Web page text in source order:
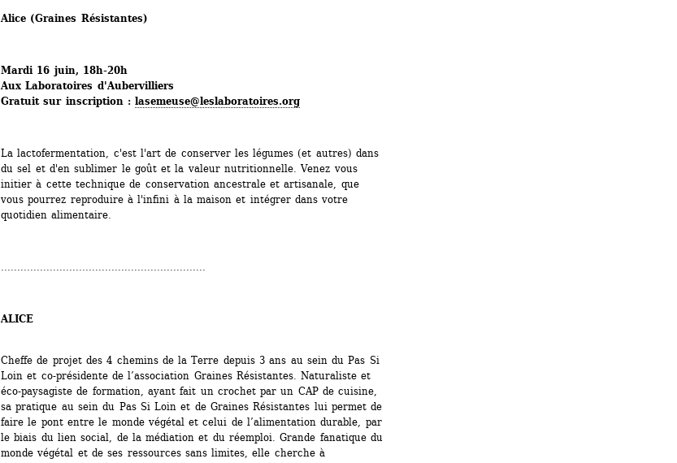
Alice (Graines Résistantes)
Mardi 16 juin, 18h-20h
Aux Laboratoires d'Aubervilliers
Gratuit sur inscription : lasemeuse@leslaboratoires.org
La lactofermentation, c'est l'art de conserver les légumes (et autres) dans
du sel et d'en sublimer le goût et la valeur nutritionnelle. Venez vous
initier à cette technique de conservation ancestrale et artisanale, que
vous pourrez reproduire à l'infini à la maison et intégrer dans votre
quotidien alimentaire.
...............................................................
ALICE
Cheffe de projet des 4 chemins de la Terre depuis 3 ans au sein du Pas Si
Loin et co-présidente de l’association Graines Résistantes. Naturaliste et
éco-paysagiste de formation, ayant fait un crochet par un CAP de cuisine,
sa pratique au sein du Pas Si Loin et de Graines Résistantes lui permet de
faire le pont entre le monde végétal et celui de l’alimentation durable, par
le biais du lien social, de la médiation et du réemploi. Grande fanatique du
monde végétal et de ses ressources sans limites, elle cherche à